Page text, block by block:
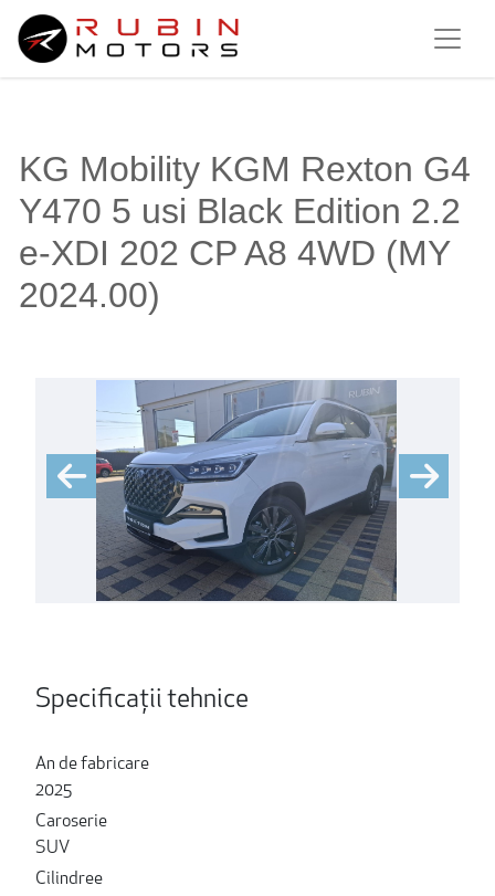
KG Mobility KGM Rexton G4
Y470 5 usi Black Edition 2.2
e-XDI 202 CP A8 4WD (MY
2024.00)
Specificații tehnice
An de fabricare
2025
Caroserie
SUV
Cilindree